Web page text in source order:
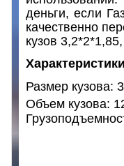
деньги, если
качественно
кузов
Размер кузова:
Объем кузова: